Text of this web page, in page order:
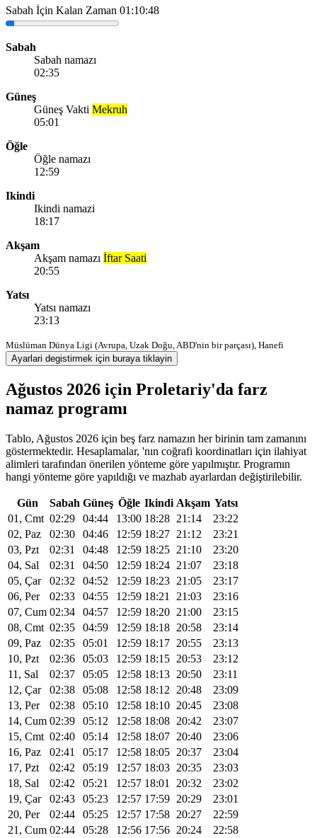
Sabah İçin Kalan Zaman 01:10:48
Sabah
Sabah namazı
02:35
Güneş
Güneş Vakti Mekruh
05:01
Öğle
Öğle namazı
12:59
Ikindi
Ikindi namazi
18:17
Akşam
Akşam namazı İftar Saati
20:55
Yatsı
Yatsı namazı
23:13
Müslüman Dünya Ligi (Avrupa, Uzak Doğu, ABD'nin bir parçası), Hanefi
Ayarlari degistirmek için buraya tiklayin
Ağustos 2026 için Proletariy'da farz
namaz programı
Tablo, Ağustos 2026 için beş farz namazın her birinin tam zamanını
göstermektedir. Hesaplamalar, 'nın coğrafi koordinatları için ilahiyat
alimleri tarafından önerilen yönteme göre yapılmıştır. Programın
hangi yönteme göre yapıldığı ve mazhab ayarlardan değiştirilebilir.
Gün Sabah Güneş Öğle Ikindi Akşam Yatsı
01, Cmt 02:29 04:44 13:00 18:28 21:14
23:22
02, Paz
02:30 04:46 12:59 18:27 21:12
23:21
03, Pzt
02:31 04:48 12:59 18:25 21:10
23:20
04, Sal
02:31 04:50 12:59 18:24 21:07
23:18
05, Çar
02:32 04:52 12:59 18:23 21:05
23:17
06, Per
02:33 04:55 12:59 18:21 21:03
23:16
07, Cum 02:34 04:57 12:59 18:20 21:00
23:15
08, Cmt 02:35 04:59 12:59 18:18 20:58
23:14
09, Paz
02:35 05:01 12:59 18:17 20:55
23:13
10, Pzt
02:36 05:03 12:59 18:15 20:53
23:12
11, Sal
02:37 05:05 12:58 18:13 20:50
23:11
12, Çar
02:38 05:08 12:58 18:12 20:48
23:09
13, Per
02:38 05:10 12:58 18:10 20:45
23:08
14, Cum 02:39 05:12 12:58 18:08 20:42
23:07
15, Cmt 02:40 05:14 12:58 18:07 20:40
23:06
16, Paz
02:41 05:17 12:58 18:05 20:37
23:04
17, Pzt
02:42 05:19 12:57 18:03 20:35
23:03
18, Sal
02:42 05:21 12:57 18:01 20:32
23:02
19, Çar
02:43 05:23 12:57 17:59 20:29
23:01
20, Per
02:44 05:25 12:57 17:58 20:27
22:59
21, Cum 02:44 05:28 12:56 17:56 20:24 22:58